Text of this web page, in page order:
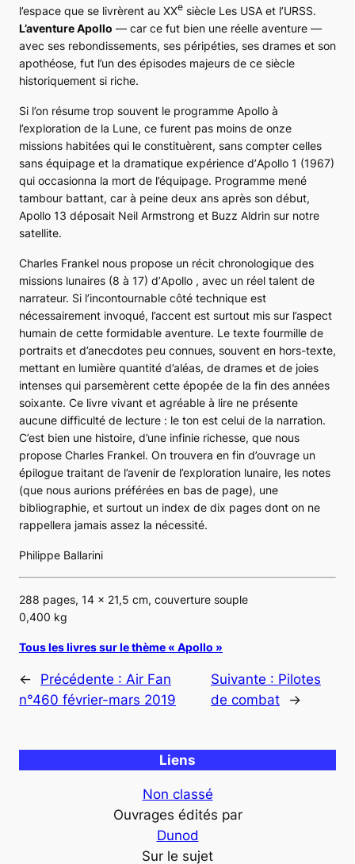
l’espace que se livrèrent au XXe siècle Les USA et l’URSS.
L’aventure Apollo — car ce fut bien une réelle aventure —
avec ses rebondissements, ses péripéties, ses drames et son
apothéose, fut l’un des épisodes majeurs de ce siècle
historiquement si riche.
Si l’on résume trop souvent le programme Apollo à
l’exploration de la Lune, ce furent pas moins de onze
missions habitées qui le constituèrent, sans compter celles
sans équipage et la dramatique expérience d’Apollo 1 (1967)
qui occasionna la mort de l’équipage. Programme mené
tambour battant, car à peine deux ans après son début,
Apollo 13 déposait Neil Armstrong et Buzz Aldrin sur notre
satellite.
Charles Frankel nous propose un récit chronologique des
missions lunaires (8 à 17) d’Apollo , avec un réel talent de
narrateur. Si l’incontournable côté technique est
nécessairement invoqué, l’accent est surtout mis sur l’aspect
humain de cette formidable aventure. Le texte fourmille de
portraits et d’anecdotes peu connues, souvent en hors-texte,
mettant en lumière quantité d’aléas, de drames et de joies
intenses qui parsemèrent cette épopée de la fin des années
soixante. Ce livre vivant et agréable à lire ne présente
aucune difficulté de lecture : le ton est celui de la narration.
C’est bien une histoire, d’une infinie richesse, que nous
propose Charles Frankel. On trouvera en fin d’ouvrage un
épilogue traitant de l’avenir de l’exploration lunaire, les notes
(que nous aurions préférées en bas de page), une
bibliographie, et surtout un index de dix pages dont on ne
rappellera jamais assez la nécessité.
Philippe Ballarini
288 pages, 14 x 21,5 cm, couverture souple
0,400 kg
Tous les livres sur le thème « Apollo »
← Précédente : Air Fan
n°460 février-mars 2019
Suivante : Pilotes
de combat
→
Liens
Non classé
Ouvrages édités par
Dunod
Sur le sujet